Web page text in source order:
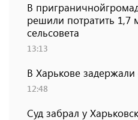
В
решили потратить 1,7
сельсовета
13:13
В Харькове задержали
12:48
Суд забрал у